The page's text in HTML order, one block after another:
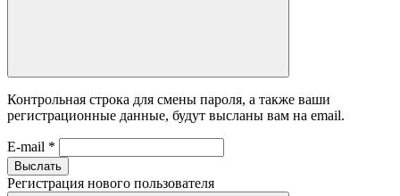
Контрольная строка для смены пароля, а также ваши
регистрационные данные, будут высланы вам на email.
E-mail *
Выслать
Регистрация нового пользователя